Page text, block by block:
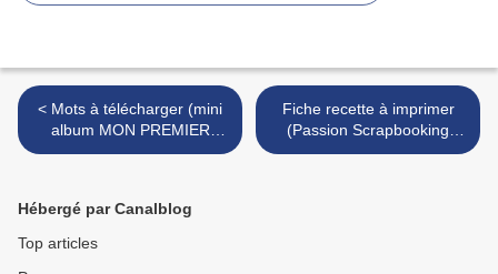
< Mots à télécharger (mini
album MON PREMIER
POTAGER)
Fiche recette à imprimer
(Passion Scrapbooking
n°115) >
Hébergé par Canalblog
Top articles